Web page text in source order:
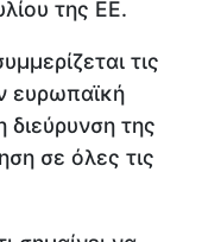
της ΕΕ.
τις
ευρωπαϊκή
διεύρυνση της
σε όλες τις